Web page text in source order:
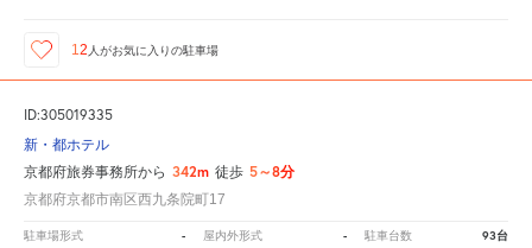
12 人がお気に入りの駐車場
ID:305019335
新・都ホテル
京都府旅券事務所から 342m 徒歩 5～8分
京都府京都市南区西九条院町17
駐車場形式 - 屋内外形式 - 駐車台数 93台